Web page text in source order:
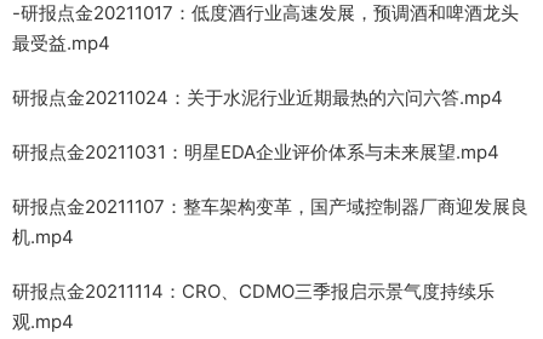
-研报点金20211017：低度酒行业高速发展，预调酒和啤酒龙头
最受益.mp4
研报点金20211024：关于水泥行业近期最热的六问六答.mp4
研报点金20211031：明星EDA企业评价体系与未来展望.mp4
研报点金20211107：整车架构变革，国产域控制器厂商迎发展良
机.mp4
研报点金20211114：CRO、CDMO三季报启示景气度持续乐
观.mp4